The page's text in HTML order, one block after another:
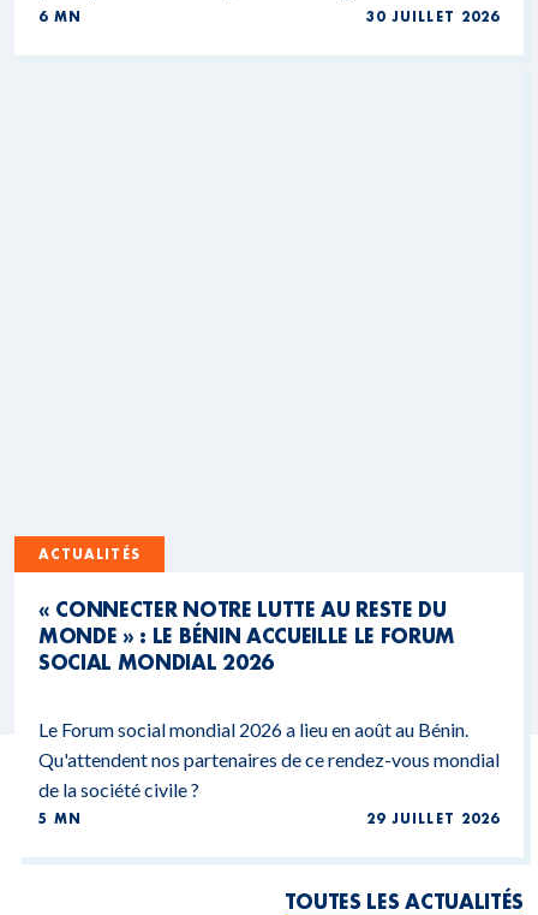
6 MN 30 JUILLET 2026
ACTUALITÉS
« CONNECTER NOTRE LUTTE AU RESTE DU
MONDE » : LE BÉNIN ACCUEILLE LE FORUM
SOCIAL MONDIAL 2026
Le Forum social mondial 2026 a lieu en août au Bénin.
Qu'attendent nos partenaires de ce rendez-vous mondial
de la société civile ?
5 MN 29 JUILLET 2026
TOUTES LES ACTUALITÉS